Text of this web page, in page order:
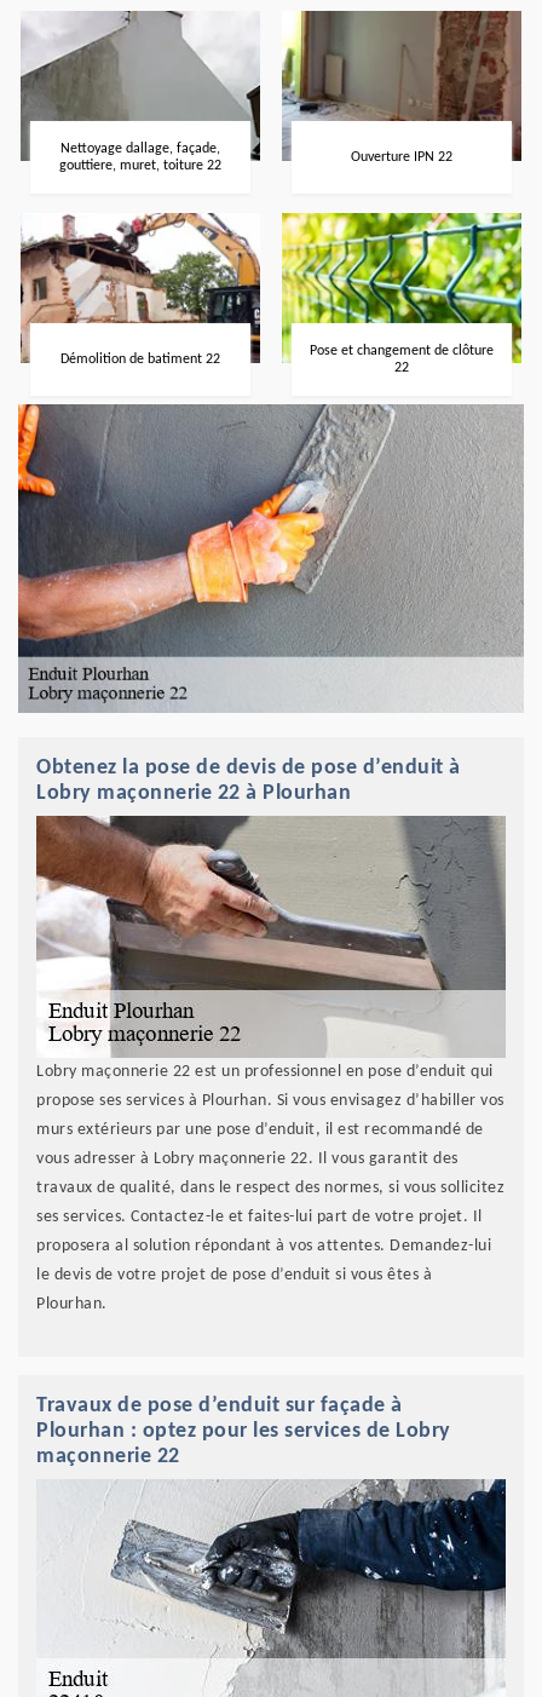
Nettoyage dallage, façade,
gouttiere, muret, toiture 22
Ouverture IPN 22
Démolition de batiment 22
Pose et changement de clôture
22
Obtenez la pose de devis de pose d’enduit à
Lobry maçonnerie 22 à Plourhan
Lobry maçonnerie 22 est un professionnel en pose d’enduit qui
propose ses services à Plourhan. Si vous envisagez d’habiller vos
murs extérieurs par une pose d’enduit, il est recommandé de
vous adresser à Lobry maçonnerie 22. Il vous garantit des
travaux de qualité, dans le respect des normes, si vous sollicitez
ses services. Contactez-le et faites-lui part de votre projet. Il
proposera al solution répondant à vos attentes. Demandez-lui
le devis de votre projet de pose d’enduit si vous êtes à
Plourhan.
Travaux de pose d’enduit sur façade à
Plourhan : optez pour les services de Lobry
maçonnerie 22